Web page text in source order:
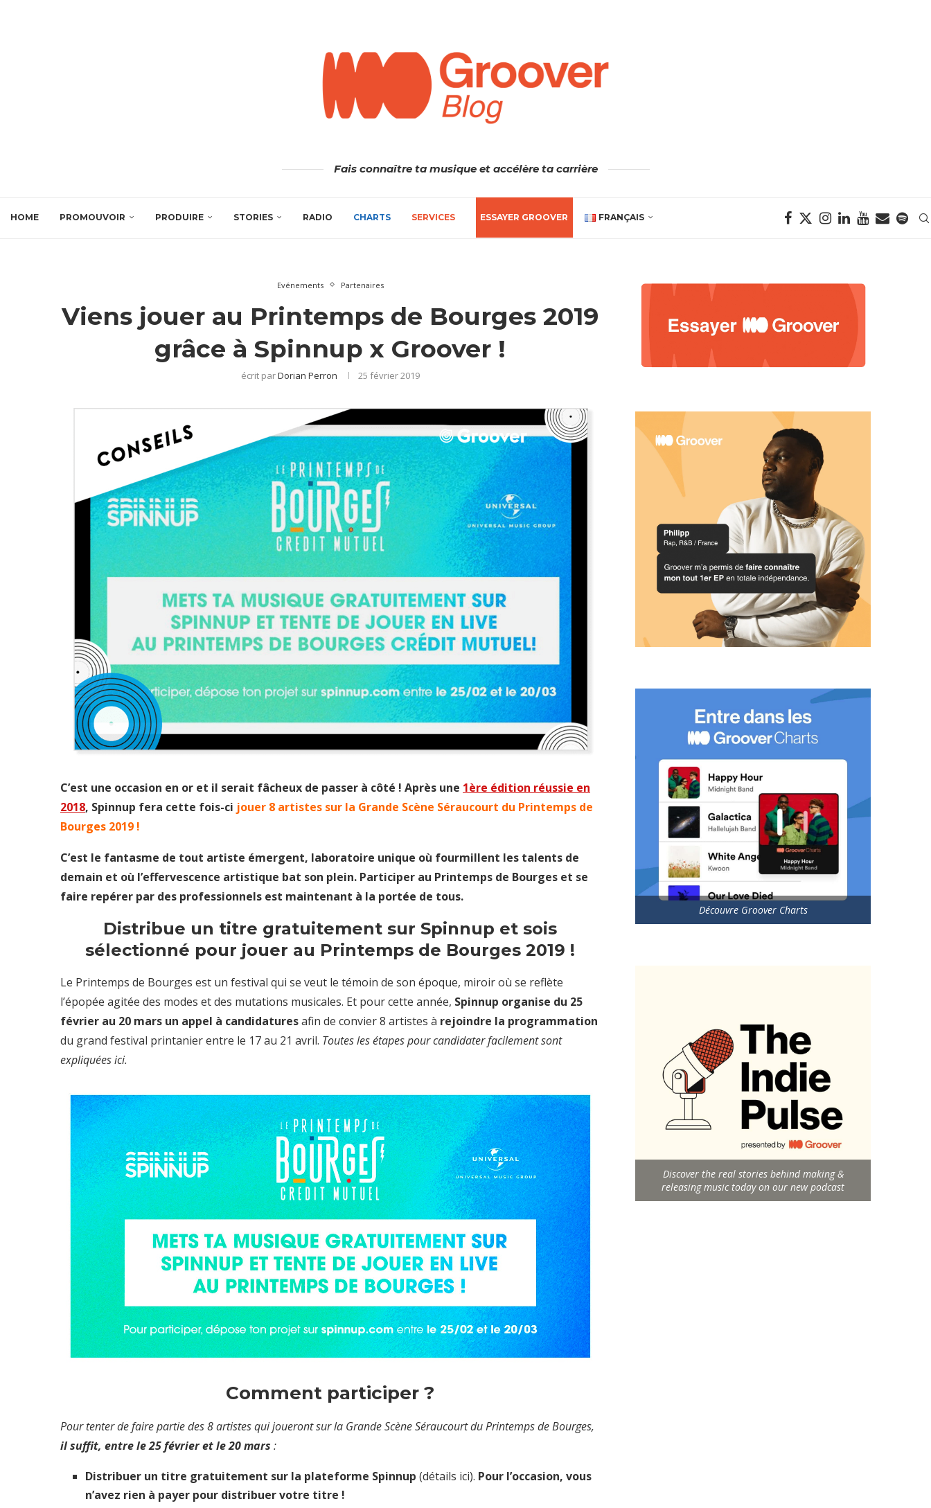
Fais connaître ta musique et accélère ta carrière
HOME PROMOUVOIR PRODUIRE STORIES RADIO CHARTS SERVICES ESSAYER GROOVER FRANÇAIS
Evénements Partenaires
Viens jouer au Printemps de Bourges 2019
grâce à Spinnup x Groover !
écrit parDorian Perron 25 février 2019
C’est une occasion en or et il serait fâcheux de passer à côté ! Après une 1ère édition réussie en
2018, Spinnup fera cette fois-ci jouer 8 artistes sur la Grande Scène Séraucourt du Printemps de
Bourges 2019 !
C’est le fantasme de tout artiste émergent, laboratoire unique où fourmillent les talents de
demain et où l’effervescence artistique bat son plein. Participer au Printemps de Bourges et se
faire repérer par des professionnels est maintenant à la portée de tous.
Distribue un titre gratuitement sur Spinnup et sois
sélectionné pour jouer au Printemps de Bourges 2019 !
Le Printemps de Bourges est un festival qui se veut le témoin de son époque, miroir où se reflète
l’épopée agitée des modes et des mutations musicales. Et pour cette année, Spinnup organise du 25
février au 20 mars un appel à candidaturesafin de convier 8 artistes à rejoindre la programmation
du grand festival printanier entre le 17 au 21 avril. Toutes les étapes pour candidater facilement sont
expliquées ici.
Comment participer ?
Pourtenter de faire partie des 8 artistes qui joueront sur la Grande Scène Séraucourt du Printemps de Bourges,
il suffit, entre le 25 février et le 20 mars :
Distribuer un titre gratuitement sur la plateforme Spinnup (détails ici). Pour l’occasion, vous
n’avez rien à payer pour distribuer votre titre !
Découvre Groover Charts
Discover the real stories behind making &
releasing music today on our new podcast